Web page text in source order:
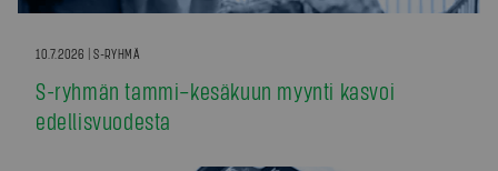
10.7.2026 | S-RYHMÄ
S-ryhmän tammi–kesäkuun myynti kasvoi
edellisvuodesta